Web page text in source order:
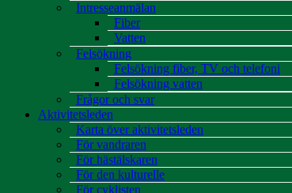
Intresseanmälan
Fiber
Vatten
Felsökning
Felsökning fiber, TV och telefoni
Felsökning vatten
Frågor och svar
Aktivitetsleden
Karta över aktivitetsleden
För vandraren
För hästälskaren
För den kulturelle
För cyklisten